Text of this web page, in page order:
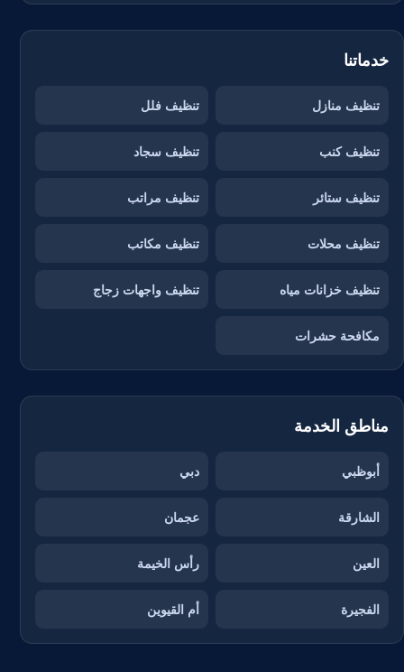
خدماتنا
تنظيف منازل تنظيف فلل
تنظيف كنب تنظيف سجاد
تنظيف ستائر تنظيف مراتب
تنظيف محلات تنظيف مكاتب
تنظيف خزانات مياه تنظيف واجهات زجاج
مكافحة حشرات
مناطق الخدمة
أبوظبي دبي
الشارقة عجمان
العين رأس الخيمة
الفجيرة أم القيوين